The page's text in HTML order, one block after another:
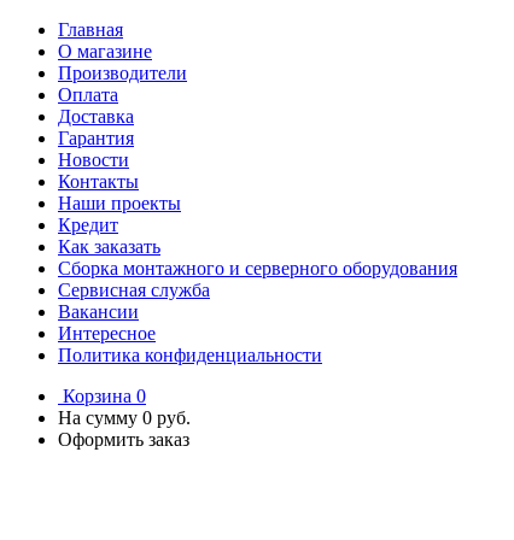
Главная
О магазине
Производители
Оплата
Доставка
Гарантия
Новости
Контакты
Наши проекты
Кредит
Как заказать
Сборка монтажного и серверного оборудования
Сервисная служба
Вакансии
Интересное
Политика конфиденциальности
Корзина 0
На сумму 0 руб.
Оформить заказ